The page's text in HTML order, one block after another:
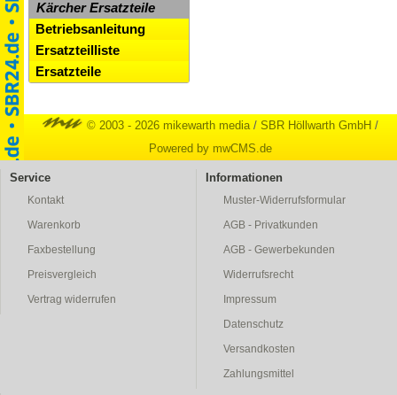
Kärcher Ersatzteile
Betriebsanleitung
Ersatzteilliste
Ersatzteile
© 2003 - 2026 mikewarth media/ SBR Höllwarth GmbH /
Powered by mwCMS.de
Service
Kontakt
Warenkorb
Faxbestellung
Preisvergleich
Vertrag widerrufen
Informationen
Muster-Widerrufsformular
AGB - Privatkunden
AGB - Gewerbekunden
Widerrufsrecht
Impressum
Datenschutz
Versandkosten
Zahlungsmittel